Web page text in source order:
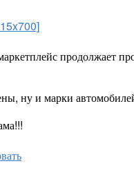
продолжает
ну и марки